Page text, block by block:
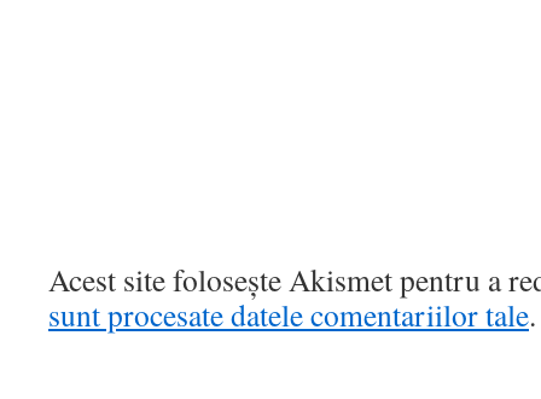
Acest site folosește Akismet pentru a
sunt procesate datele comentariilor tale.